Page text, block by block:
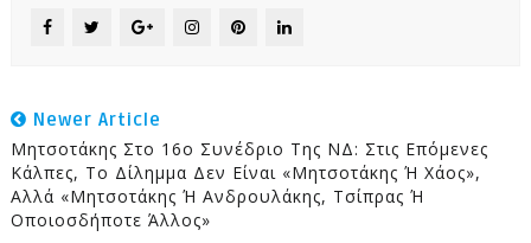
Newer Article
Μητσοτάκης Στο 16ο Συνέδριο Της ΝΔ: Στις Επόμενες
Κάλπες, Το Δίλημμα Δεν Είναι «Μητσοτάκης Ή Χάος»,
Αλλά «Μητσοτάκης Ή Ανδρουλάκης, Τσίπρας Ή
Οποιοσδήποτε Άλλος»